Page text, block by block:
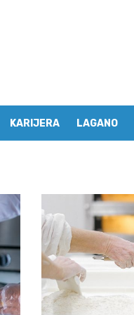
KARIJERA LAGANO